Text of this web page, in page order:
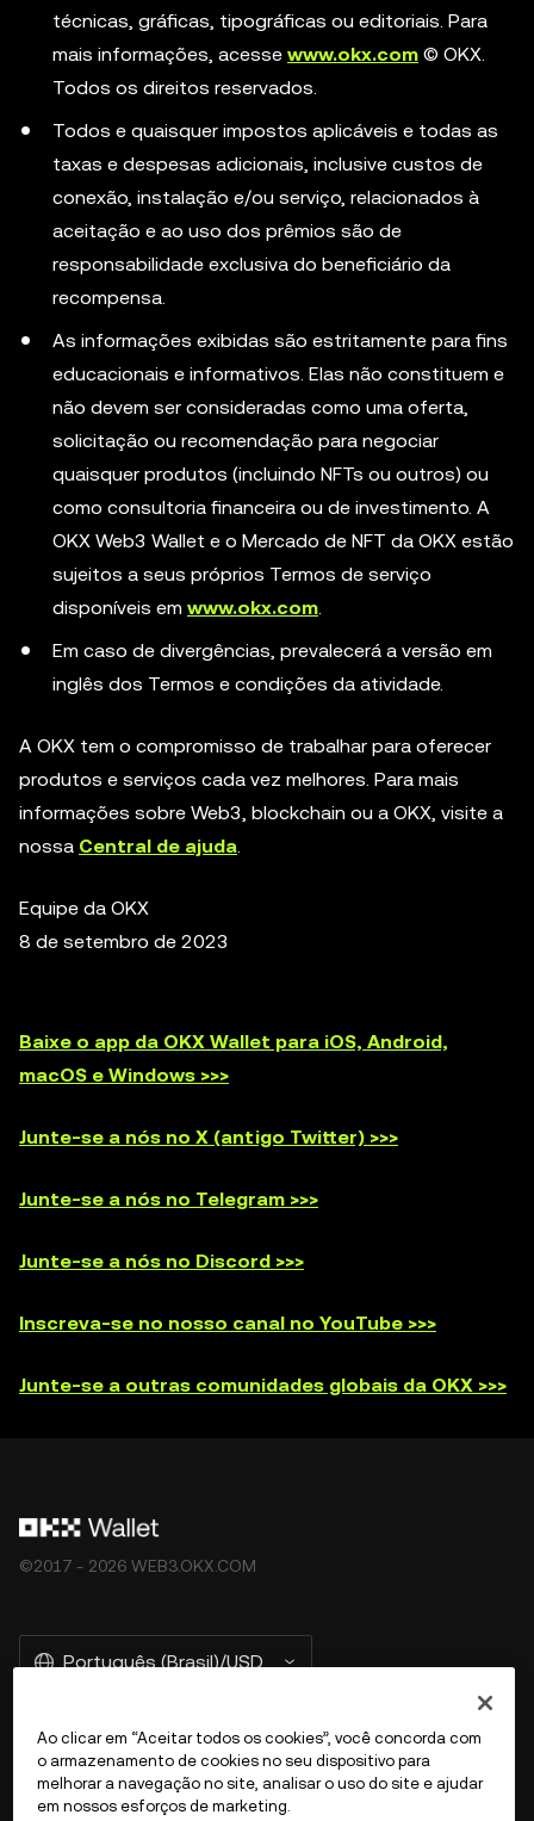
técnicas, gráficas, tipográficas ou editoriais. Para
mais informações, acesse www.okx.com © OKX.
Todos os direitos reservados.
Todos e quaisquer impostos aplicáveis e todas as
taxas e despesas adicionais, inclusive custos de
conexão, instalação e/ou serviço, relacionados à
aceitação e ao uso dos prêmios são de
responsabilidade exclusiva do beneficiário da
recompensa.
As informações exibidas são estritamente para fins
educacionais e informativos. Elas não constituem e
não devem ser consideradas como uma oferta,
solicitação ou recomendação para negociar
quaisquer produtos (incluindo NFTs ou outros) ou
como consultoria financeira ou de investimento. A
OKX Web3 Wallet e o Mercado de NFT da OKX estão
sujeitos a seus próprios Termos de serviço
disponíveis em www.okx.com.
Em caso de divergências, prevalecerá a versão em
inglês dos Termos e condições da atividade.
A OKX tem o compromisso de trabalhar para oferecer
produtos e serviços cada vez melhores. Para mais
informações sobre Web3, blockchain ou a OKX, visite a
nossa Central de ajuda.
Equipe da OKX
8 de setembro de 2023
Baixe o app da OKX Wallet para iOS, Android,
macOS e Windows >>>
Junte-se a nós no X (antigo Twitter) >>>
Junte-se a nós no Telegram >>>
Junte-se a nós no Discord >>>
Inscreva-se no nosso canal no YouTube >>>
Junte-se a outras comunidades globais da OKX >>>
©2017 - 2026 WEB3.OKX.COM
Português (Brasil)/USD
Mais sobre a OKX Web3
Ao clicar em “Aceitar todos os cookies”, você concorda com
o armazenamento de cookies no seu dispositivo para
melhorar a navegação no site, analisar o uso do site e ajudar
em nossos esforços de marketing.